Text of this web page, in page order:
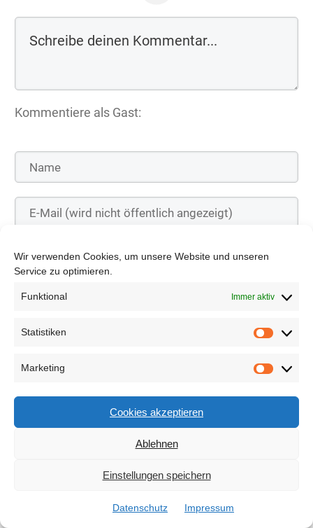
Wir verwenden Cookies, um unsere Website und unseren
Service zu optimieren.
Funktional Immer aktiv
Statistiken
Marketing
Cookies akzeptieren
Ablehnen
Einstellungen speichern
Datenschutz Impressum
Kommentiere als Gast:
Kommentar absenden
Ähnliche Beiträge
Ordnung und Sauberkeit
im Haushalt: Warum ein
Hauswirtschaftsraum
unverzichtbar ist